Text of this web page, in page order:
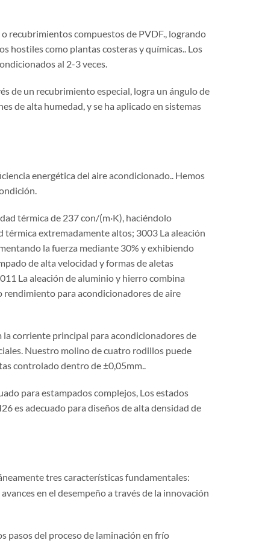
recubrimientos compuestos de PVDF., logrando
hostiles como plantas costeras y químicas.. Los
al 2-3 veces.
de un recubrimiento especial, logra un ángulo de
de alta humedad, y se ha aplicado en sistemas
energética del aire acondicionado.. Hemos
térmica de 237 con/(m·K), haciéndolo
extremadamente altos; 3003 La aleación
la fuerza mediante 30% y exhibiendo
de alta velocidad y formas de aletas
La aleación de aluminio y hierro combina
rendimiento para acondicionadores de aire
la corriente principal para acondicionadores de
Nuestro molino de cuatro rodillos puede
controlado dentro de ±0,05mm..
para estampados complejos, Los estados
es adecuado para diseños de alta densidad de
tres características fundamentales:
en el desempeño a través de la innovación
pasos del proceso de laminación en frío